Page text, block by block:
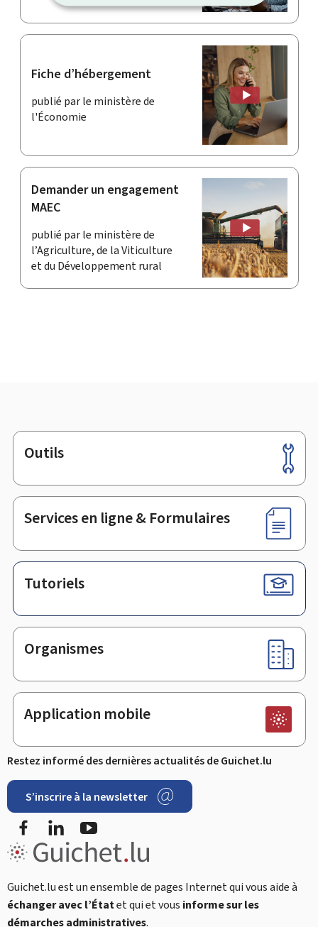
Fiche d’hébergement
publié par le ministère de
l'Économie
Demander un engagement
MAEC
publié par le ministère de
l’Agriculture, de la Viticulture
et du Développement rural
Pied
de
page
Outils
Services en ligne & Formulaires
Tutoriels
Organismes
Application mobile
Restez informé des dernières actualités de Guichet.lu
S’inscrire à la newsletter
FacebookLinkedIn
Guichet.lu est un ensemble de pages Internet qui vous aide à
échanger avec l’Étatet qui et vous informe sur les
démarches administratives.